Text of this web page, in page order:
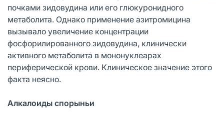
почками зидовудина или его глюкуронидного
метаболита. Однако применение азитромицина
вызывало увеличение концентрации
фосфорилированного зидовудина, клинически
активного метаболита в мононуклеарах
периферической крови. Клиническое значение этого
факта неясно.
Алкалоиды спорыньи